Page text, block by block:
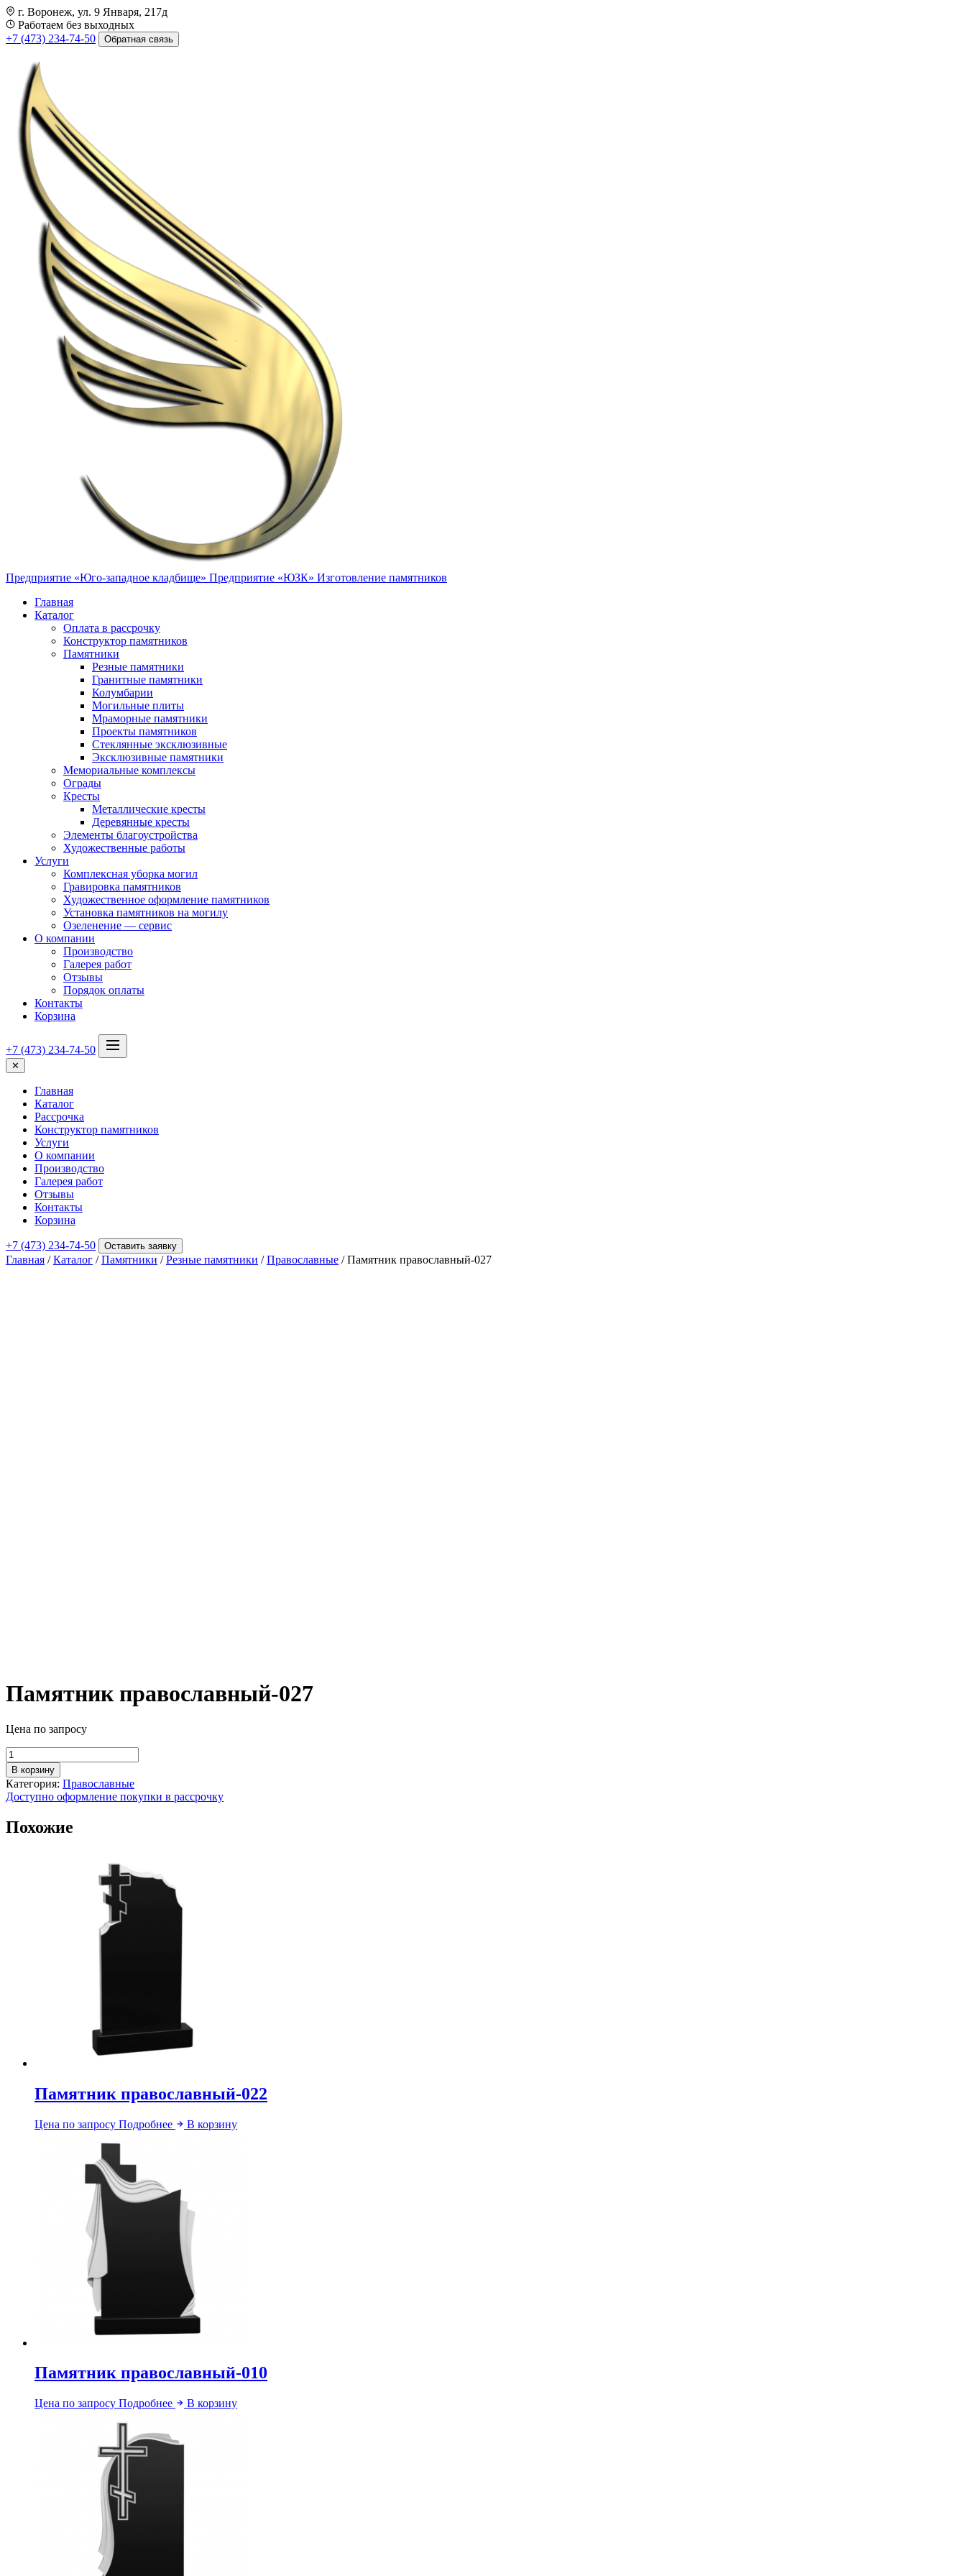
г. Воронеж, ул. 9 Января, 217д
Работаем без выходных
+7 (473) 234-74-50
Обратная связь
Предприятие «Юго-западное кладбище» Предприятие «ЮЗК» Изготовление памятников
Главная
Каталог
Оплата в рассрочку
Конструктор памятников
Памятники
Резные памятники
Гранитные памятники
Колумбарии
Могильные плиты
Мраморные памятники
Проекты памятников
Стеклянные эксклюзивные
Эксклюзивные памятники
Мемориальные комплексы
Ограды
Кресты
Металлические кресты
Деревянные кресты
Элементы благоустройства
Художественные работы
Услуги
Комплексная уборка могил
Гравировка памятников
Художественное оформление памятников
Установка памятников на могилу
Озеленение — сервис
О компании
Производство
Галерея работ
Отзывы
Порядок оплаты
Контакты
Корзина
+7 (473) 234-74-50
✕
Главная
Каталог
Рассрочка
Конструктор памятников
Услуги
О компании
Производство
Галерея работ
Отзывы
Контакты
Корзина
+7 (473) 234-74-50 Оставить заявку
Главная /Каталог /Памятники /Резные памятники /Православные / Памятник православный-027
Памятник православный-027
Цена по запросу
Количество
товара
Памятник
православный-027
В корзину
Категория: Православные
Доступно оформление покупки в рассрочку
Похожие
Памятник православный-022
Цена по запросу Подробнее В корзину
Памятник православный-010
Цена по запросу Подробнее В корзину